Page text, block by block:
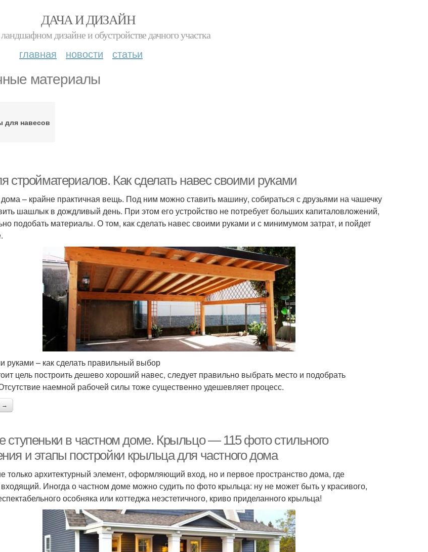
ДАЧА И ДИЗАЙН
дизайне и обустройстве дачного участка
главная новости статьи
материалы
для навесов
стройматериалов. Как сделать навес своими руками
– крайне практичная вещь. Под ним можно ставить машину, собираться с друзьями на чашечку
шашлык в дождливый день. При этом его устройство не потребует больших капиталовложений,
подобать материалы. О том, как сделать навес своими руками и с минимумом затрат, и пойдет
руками – как сделать правильный выбор
цель построить дешево хороший навес, следует правильно выбрать место и подобрать
наемной рабочей силы тоже существенно удешевляет процесс.
→
ступеньки в частном доме. Крыльцо — 115 фото стильного
и этапы постройки крыльца для частного дома
только архитектурный элемент, оформляющий вход, но и первое пространство дома, где
Иногда о частном доме можно судить по фото крыльца: ну не может быть у красивого,
особняка или коттеджа неэстетичного, криво приделанного крыльца!